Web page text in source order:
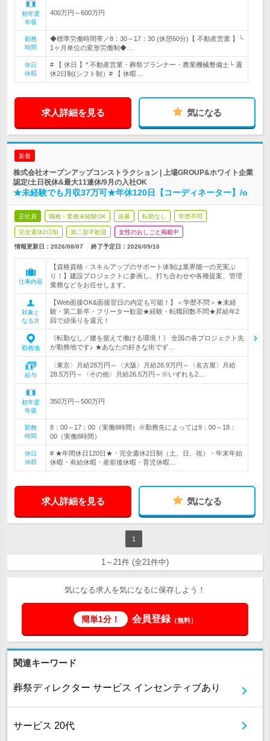
初年度
年収
400万円～600万円
勤務
時間
◆標準労働時間帯／8：30～17：30 (休憩60分)【 不動産営業 】└
1ヶ月単位の変形労働制◆…
休日
休暇
# 【 休日 】* 不動産営業・葬祭プランナー・農業機械整備士└ 週
休2日制(シフト制）# 【 休暇…
求人詳細を見る 気になる
新着
株式会社オープンアップコンストラクション | 上場GROUP&ホワイト企業
認定/土日祝休&最大11連休/9月の入社OK
★未経験でも月収37万可★年休120日【コーディネーター】/o
正社員 職種・業種未経験OK 急募 転勤なし 学歴不問
完全週休2日制 第二新卒歓迎 女性のおしごと掲載中
情報更新日：2026/08/07 終了予定日： 2026/09/10
仕事内容
【資格資格・スキルアップのサポート体制は業界随一の充実ぶ
り！】建設プロジェクトに参画し、打ち合わせや各種提案、管理
業務などをお任せします。
対象と
なる方
【Web面接OK&面接翌日の内定も可能！】＜学歴不問＞★未経
験・第二新卒・フリーター歓迎★経験・転職回数不問★昇給年2
回で頑張りを還元！
勤務地
《転勤なし／腰を据えて働ける環境！》 全国の各プロジェクト先
が勤務地です♪ ★あなたの好きな街でず…
給与
〈東京〉月給28万円～〈大阪〉月給26.9万円～〈名古屋〉月給
28.5万円～〈その他〉月給26.5万円～※いずれも2…
初年度
年収
350万円～500万円
勤務
時間
8：00～17：00（実働8時間）※勤務先によっては9：00～18：
00（実働8時間）
休日
休暇
# ★年間休日120日★・完全週休2日制（土、日、祝）・年末年始
休暇・有給休暇・産前後休暇・育児休暇…
求人詳細を見る 気になる
1
1～21件 (全21件中)
気になる求人を気になるに保存しよう！
簡単1分！ 会員登録（無料）
関連キーワード
葬祭ディレクター サービス インセンティブあり
サービス 20代